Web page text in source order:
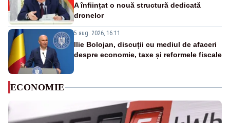
A înființat o nouă structură dedicată
dronelor
5 aug. 2026, 16:11
Ilie Bolojan, discuții cu mediul de afaceri
despre economie, taxe și reformele fiscale
ECONOMIE